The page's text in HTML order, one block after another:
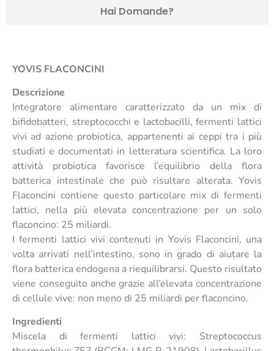
Hai Domande?
YOVIS FLACONCINI
Descrizione
Integratore alimentare caratterizzato da un mix di
bifidobatteri, streptococchi e lactobacilli, fermenti lattici
vivi ad azione probiotica, appartenenti ai ceppi tra i più
studiati e documentati in letteratura scientifica. La loro
attività probiotica favorisce l’equilibrio della flora
batterica intestinale che può risultare alterata. Yovis
Flaconcini contiene questo particolare mix di fermenti
lattici, nella più elevata concentrazione per un solo
flaconcino: 25 miliardi.
I fermenti lattici vivi contenuti in Yovis Flaconcini, una
volta arrivati nell’intestino, sono in grado di aiutare la
flora batterica endogena a riequilibrarsi. Questo risultato
viene conseguito anche grazie all’elevata concentrazione
di cellule vive: non meno di 25 miliardi per flaconcino.
Ingredienti
Miscela di fermenti lattici vivi: Streptococcus